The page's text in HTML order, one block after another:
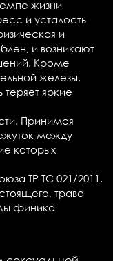
жизни
и усталость
и
и возникают
Кроме
железы,
яркие
Принимая
между
которых
ТР ТС 021/2011,
трава
финика